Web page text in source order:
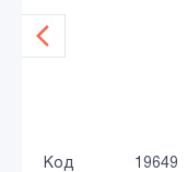
Код
19649